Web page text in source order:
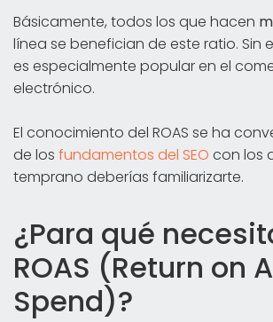
Básicamente, todos los que hacen
línea se benefician de este ratio. Sin
es especialmente popular en el
electrónico.
El conocimiento del ROAS se ha
de los fundamentos del SEO con los
temprano deberías familiarizarte.
¿Para qué
ROAS (Return on
Spend)?